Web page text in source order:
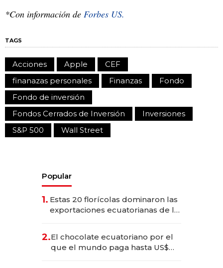
*Con información de Forbes US.
TAGS
Acciones Apple
CEF
finanazas personales
Finanzas
Fondo
Fondo de inversión
Fondos Cerrados de Inversión
Inversiones
S&P 500
Wall Street
Popular
1. Estas 20 florícolas dominaron las
exportaciones ecuatorianas de la
2.El chocolate ecuatoriano por el
que el mundo paga hasta US$